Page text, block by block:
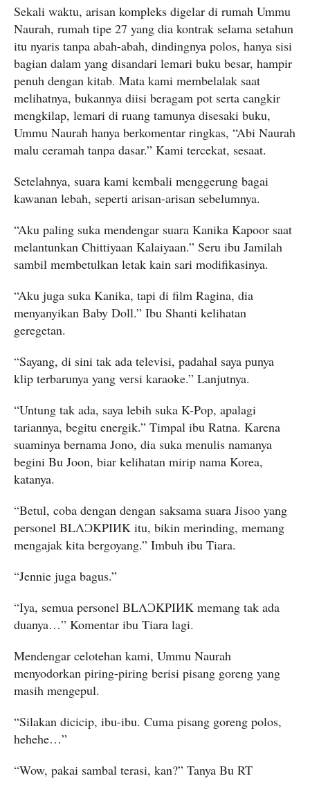
Sekali waktu, arisan kompleks digelar di rumah Ummu
Naurah, rumah tipe 27 yang dia kontrak selama setahun
itu nyaris tanpa abah-abah, dindingnya polos, hanya sisi
bagian dalam yang disandari lemari buku besar, hampir
penuh dengan kitab. Mata kami membelalak saat
melihatnya, bukannya diisi beragam pot serta cangkir
mengkilap, lemari di ruang tamunya disesaki buku,
Ummu Naurah hanya berkomentar ringkas, “Abi Naurah
malu ceramah tanpa dasar.” Kami tercekat, sesaat.
Setelahnya, suara kami kembali menggerung bagai
kawanan lebah, seperti arisan-arisan sebelumnya.
“Aku paling suka mendengar suara Kanika Kapoor saat
melantunkan Chittiyaan Kalaiyaan.” Seru ibu Jamilah
sambil membetulkan letak kain sari modifikasinya.
“Aku juga suka Kanika, tapi di film Ragina, dia
menyanyikan Baby Doll.” Ibu Shanti kelihatan
geregetan.
“Sayang, di sini tak ada televisi, padahal saya punya
klip terbarunya yang versi karaoke.” Lanjutnya.
“Untung tak ada, saya lebih suka K-Pop, apalagi
tariannya, begitu energik.” Timpal ibu Ratna. Karena
suaminya bernama Jono, dia suka menulis namanya
begini Bu Joon, biar kelihatan mirip nama Korea,
katanya.
“Betul, coba dengan dengan saksama suara Jisoo yang
personel BLΛƆKPIИK itu, bikin merinding, memang
mengajak kita bergoyang.” Imbuh ibu Tiara.
“Jennie juga bagus.”
“Iya, semua personel BLΛƆKPIИK memang tak ada
duanya…” Komentar ibu Tiara lagi.
Mendengar celotehan kami, Ummu Naurah
menyodorkan piring-piring berisi pisang goreng yang
masih mengepul.
“Silakan dicicip, ibu-ibu. Cuma pisang goreng polos,
hehehe…”
“Wow, pakai sambal terasi, kan?” Tanya Bu RT